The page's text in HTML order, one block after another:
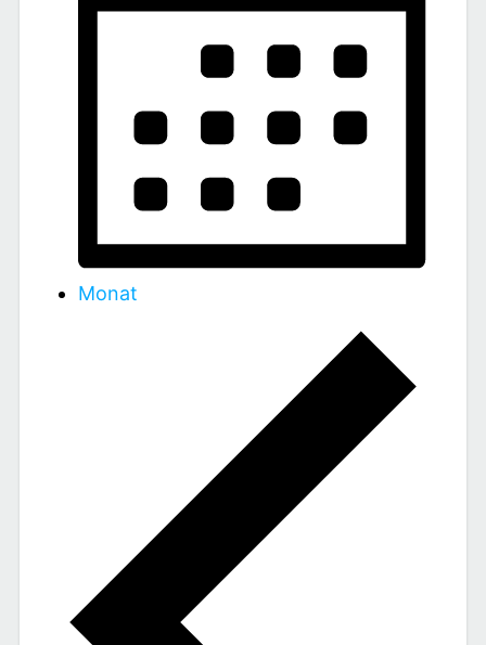
Monat